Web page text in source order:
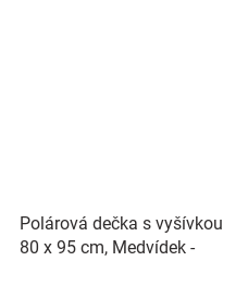
Polárová dečka s vyšívkou
80 x 95 cm, Medvídek -